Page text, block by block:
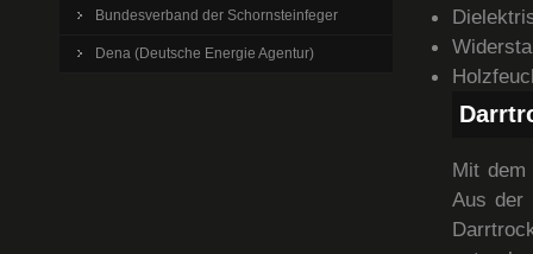
Mit dem
Aus der
Bundesverband der Schornsteinfeger
Dena (Deutsche Energie Agentur)